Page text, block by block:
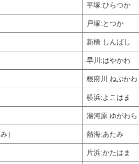
ペースが指定された
に =G1&":"&E2
に =F1&","&H1
平塚:ひらつか
戸塚:とつか
新橋:しんばし
早川:はやかわ
根府川:ねぶかわ
横浜:よこはま
湯河原:ゆがわら
） 熱海:あたみ
片浜:かたはま